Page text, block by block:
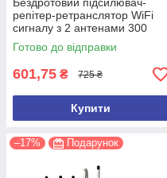
Бездротовий підсилювач-
репітер-ретранслятор WiFi
сигналу з 2 антенами 300
Мбіт/с. Репітер Wavlink N300
WL-WN
Готово до відправки
601,75 ₴ 725 ₴
Купити
–17% Подарунок